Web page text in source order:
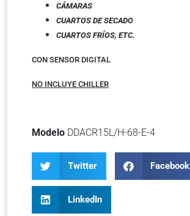
CÁMARAS
CUARTOS DE SECADO
CUARTOS FRÍOS, ETC.
CON SENSOR DIGITAL
NO INCLUYE CHILLER
Modelo DDACR15L/H-68-E-4
Twitter Facebook
LinkedIn